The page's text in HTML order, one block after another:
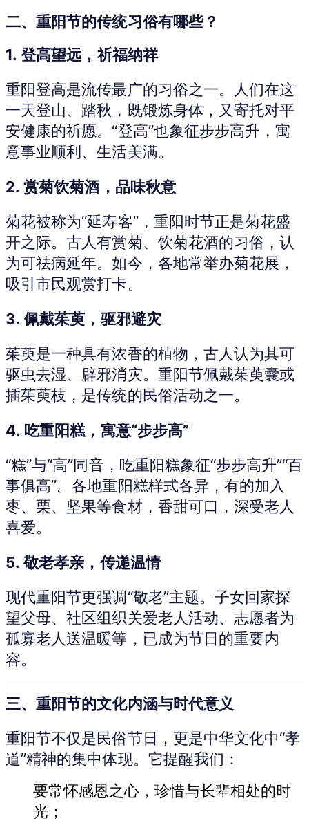
二、重阳节的传统习俗有哪些？
1.登高望远，祈福纳祥
重阳登高是流传最广的习俗之一。人们在这
一天登山、踏秋，既锻炼身体，又寄托对平
安健康的祈愿。“登高”也象征步步高升，寓
意事业顺利、生活美满。
2.赏菊饮菊酒，品味秋意
菊花被称为“延寿客”，重阳时节正是菊花盛
开之际。古人有赏菊、饮菊花酒的习俗，认
为可祛病延年。如今，各地常举办菊花展，
吸引市民观赏打卡。
3.佩戴茱萸，驱邪避灾
茱萸是一种具有浓香的植物，古人认为其可
驱虫去湿、辟邪消灾。重阳节佩戴茱萸囊或
插茱萸枝，是传统的民俗活动之一。
4. 吃重阳糕，寓意“步步高”
“糕”与“高”同音，吃重阳糕象征“步步高升”“百
事俱高”。各地重阳糕样式各异，有的加入
枣、栗、坚果等食材，香甜可口，深受老人
喜爱。
5.敬老孝亲，传递温情
现代重阳节更强调“敬老”主题。子女回家探
望父母、社区组织关爱老人活动、志愿者为
孤寡老人送温暖等，已成为节日的重要内
容。
三、重阳节的文化内涵与时代意义
重阳节不仅是民俗节日，更是中华文化中“孝
道”精神的集中体现。它提醒我们：
要常怀感恩之心，珍惜与长辈相处的时
光；